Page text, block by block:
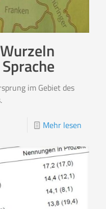
im Gebiet des
Mehr lesen